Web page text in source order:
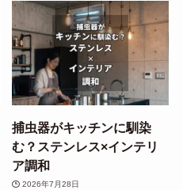
捕虫器がキッチンに馴染
む？ステンレス×インテリ
ア調和
2026年7月28日